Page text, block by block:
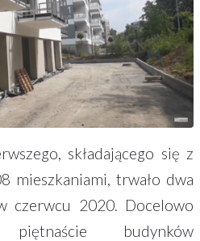
składającego się z
mieszkaniami, trwało dwa
czerwcu 2020. Docelowo
budynków